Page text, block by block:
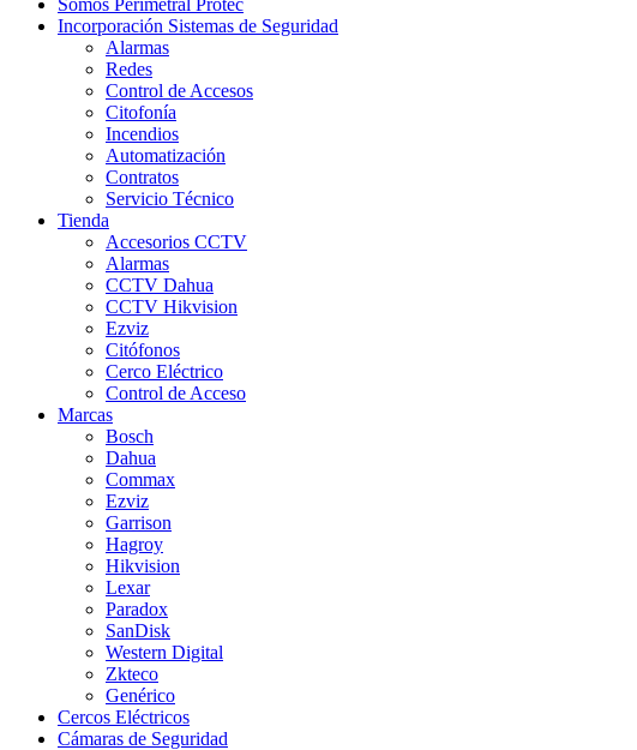
Somos Perimetral Protec
Incorporación Sistemas de Seguridad
Alarmas
Redes
Control de Accesos
Citofonía
Incendios
Automatización
Contratos
Servicio Técnico
Tienda
Accesorios CCTV
Alarmas
CCTV Dahua
CCTV Hikvision
Ezviz
Citófonos
Cerco Eléctrico
Control de Acceso
Marcas
Bosch
Dahua
Commax
Ezviz
Garrison
Hagroy
Hikvision
Lexar
Paradox
SanDisk
Western Digital
Zkteco
Genérico
Cercos Eléctricos
Cámaras de Seguridad